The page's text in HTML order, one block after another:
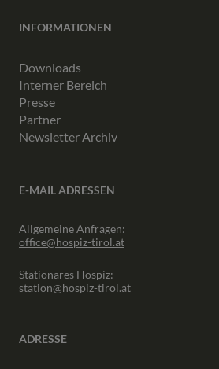
INFORMATIONEN
Downloads
Interner Bereich
Presse
Partner
Newsletter Archiv
E-MAIL ADRESSEN
Allgemeine Anfragen:
office@hospiz-tirol.at
Stationäres Hospiz:
station@hospiz-tirol.at
ADRESSE